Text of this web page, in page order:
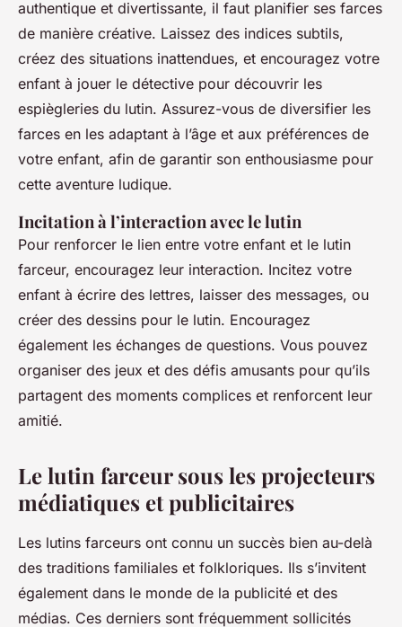
authentique et divertissante, il faut planifier ses farces
de manière créative. Laissez des indices subtils,
créez des situations inattendues, et encouragez votre
enfant à jouer le détective pour découvrir les
espiègleries du lutin. Assurez-vous de diversifier les
farces en les adaptant à l’âge et aux préférences de
votre enfant, afin de garantir son enthousiasme pour
cette aventure ludique.
Incitation à l’interaction avec le lutin
Pour renforcer le lien entre votre enfant et le lutin
farceur, encouragez leur interaction. Incitez votre
enfant à écrire des lettres, laisser des messages, ou
créer des dessins pour le lutin. Encouragez
également les échanges de questions. Vous pouvez
organiser des jeux et des défis amusants pour qu’ils
partagent des moments complices et renforcent leur
amitié.
Le lutin farceur sous les projecteurs
médiatiques et publicitaires
Les lutins farceurs ont connu un succès bien au-delà
des traditions familiales et folkloriques. Ils s’invitent
également dans le monde de la publicité et des
médias. Ces derniers sont fréquemment sollicités